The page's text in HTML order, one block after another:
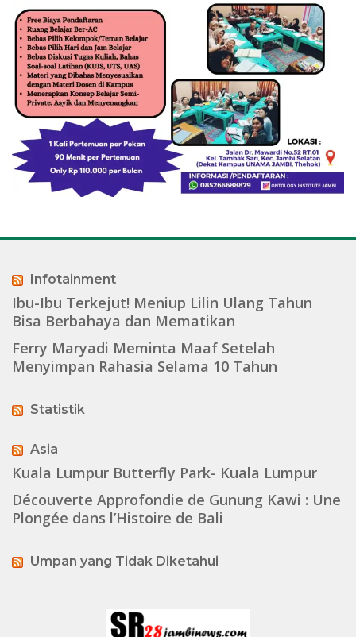
Infotainment
Ibu-Ibu Terkejut! Meniup Lilin Ulang Tahun
Bisa Berbahaya dan Mematikan
Ferry Maryadi Meminta Maaf Setelah
Menyimpan Rahasia Selama 10 Tahun
Statistik
Asia
Kuala Lumpur Butterfly Park- Kuala Lumpur
Découverte Approfondie de Gunung Kawi : Une
Plongée dans l’Histoire de Bali
Umpan yang Tidak Diketahui